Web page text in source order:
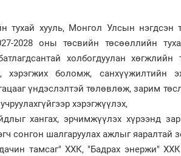
тухай хууль, Монгол Улсын нэгдсэн
2028 оны төсвийн төсөөллийн
холбогдуулан хөгжлийн
хэрэгжих боломж, санхүүжилтийн
үндэслэлтэй төлөвлөж, зарим
хэрэгжүүлэх,
хангах, эрчимжүүлэх хүрээнд
сонгон шалгаруулах ажлыг яаралтай
тамсаг" ХХК, "Бадрах энержи"